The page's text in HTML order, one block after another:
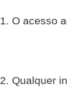
1. O acesso
2. Qualquer